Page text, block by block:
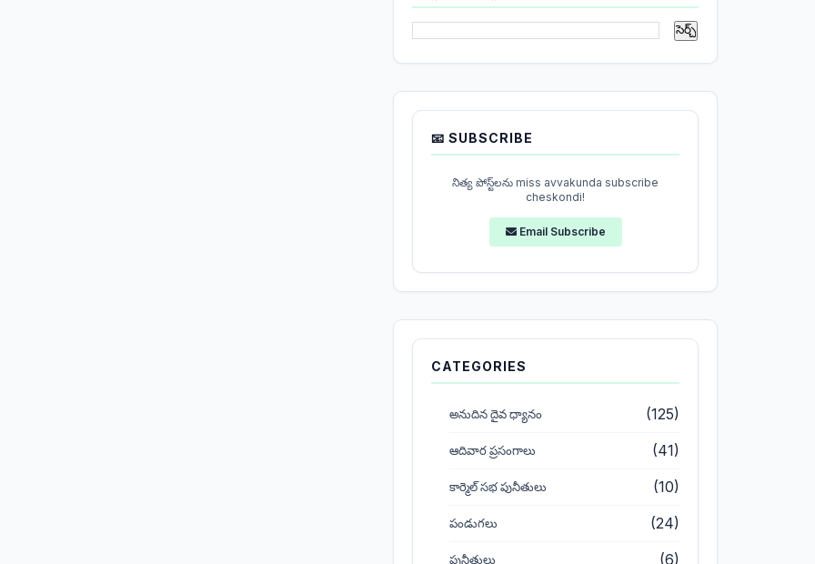
📧 SUBSCRIBE
నిత్య పోస్ట్‌లను miss avvakunda subscribe
cheskondi!
Email Subscribe
CATEGORIES
అనుదిన దైవ ధ్యానం (125)
ఆదివార ప్రసంగాలు (41)
కార్మెల్ సభ పునీతులు (10)
పండుగలు (24)
పునీతులు (6)